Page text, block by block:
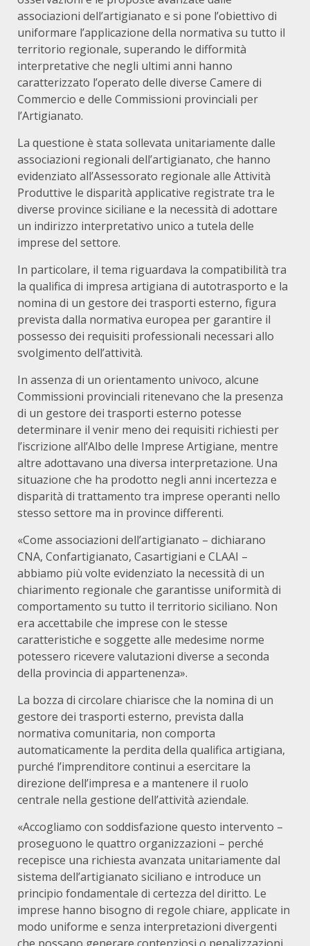
associazioni dell’artigianato e si pone l’obiettivo di
uniformare l’applicazione della normativa su tutto il
territorio regionale, superando le difformità
interpretative che negli ultimi anni hanno
caratterizzato l’operato delle diverse Camere di
Commercio e delle Commissioni provinciali per
l’Artigianato.
La questione è stata sollevata unitariamente dalle
associazioni regionali dell’artigianato, che hanno
evidenziato all’Assessorato regionale alle Attività
Produttive le disparità applicative registrate tra le
diverse province siciliane e la necessità di adottare
un indirizzo interpretativo unico a tutela delle
imprese del settore.
In particolare, il tema riguardava la compatibilità tra
la qualifica di impresa artigiana di autotrasporto e la
nomina di un gestore dei trasporti esterno, figura
prevista dalla normativa europea per garantire il
possesso dei requisiti professionali necessari allo
svolgimento dell’attività.
In assenza di un orientamento univoco, alcune
Commissioni provinciali ritenevano che la presenza
di un gestore dei trasporti esterno potesse
determinare il venir meno dei requisiti richiesti per
l’iscrizione all’Albo delle Imprese Artigiane, mentre
altre adottavano una diversa interpretazione. Una
situazione che ha prodotto negli anni incertezza e
disparità di trattamento tra imprese operanti nello
stesso settore ma in province differenti.
«Come associazioni dell’artigianato – dichiarano
CNA, Confartigianato, Casartigiani e CLAAI –
abbiamo più volte evidenziato la necessità di un
chiarimento regionale che garantisse uniformità di
comportamento su tutto il territorio siciliano. Non
era accettabile che imprese con le stesse
caratteristiche e soggette alle medesime norme
potessero ricevere valutazioni diverse a seconda
della provincia di appartenenza».
La bozza di circolare chiarisce che la nomina di un
gestore dei trasporti esterno, prevista dalla
normativa comunitaria, non comporta
automaticamente la perdita della qualifica artigiana,
purché l’imprenditore continui a esercitare la
direzione dell’impresa e a mantenere il ruolo
centrale nella gestione dell’attività aziendale.
«Accogliamo con soddisfazione questo intervento –
proseguono le quattro organizzazioni – perché
recepisce una richiesta avanzata unitariamente dal
sistema dell’artigianato siciliano e introduce un
principio fondamentale di certezza del diritto. Le
imprese hanno bisogno di regole chiare, applicate in
modo uniforme e senza interpretazioni divergenti